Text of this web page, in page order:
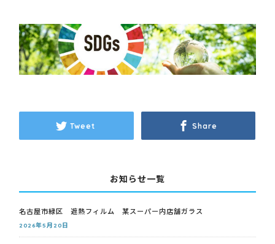
Tweet Share
お知らせ一覧
名古屋市緑区 遮熱フィルム 某スーパー内店舗ガラス
2026年5月20日